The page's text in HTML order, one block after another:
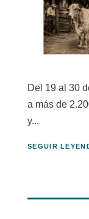
Del 19 al 30
a más de
y...
SEGUIR